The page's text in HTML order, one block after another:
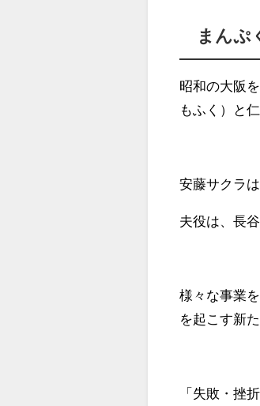
まんぷ
昭和の大阪
もふく）と
安藤サクラ
夫役は、長
様々な事業
を起こす新
「失敗・挫